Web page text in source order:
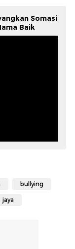
Somasi
Baik
bullying